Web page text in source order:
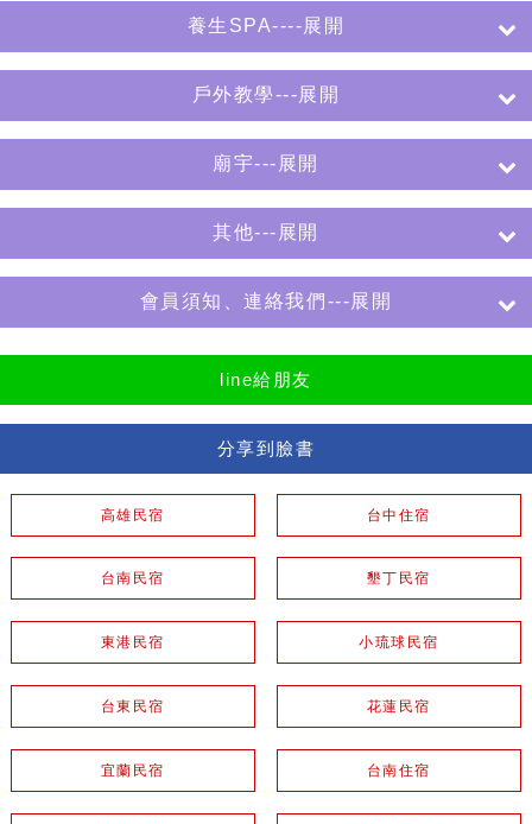
養生SPA----展開
戶外教學---展開
廟宇---展開
其他---展開
會員須知、連絡我們---展開
line給朋友
分享到臉書
高雄民宿 台中住宿
台南民宿 墾丁民宿
東港民宿 小琉球民宿
台東民宿 花蓮民宿
宜蘭民宿 台南住宿